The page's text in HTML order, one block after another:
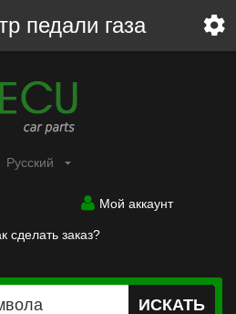
Pусский
Мой аккаунт
сделать заказ?
ИСКАТЬ
педали газа